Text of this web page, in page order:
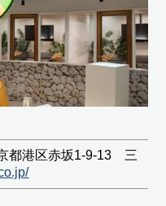
都港区赤坂1-9-13 三